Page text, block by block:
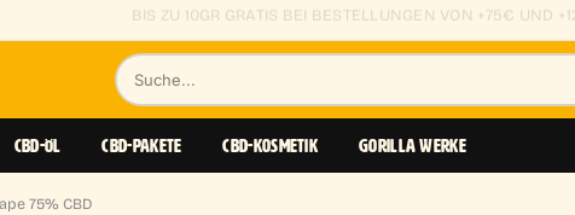
KLEINE KNOSPEN AB 0,85€/GR
Suche
nach
Produkten
CBD-ÖL CBD-PAKETE CBD-KOSMETIK GORILLA WERKE
75% CBD